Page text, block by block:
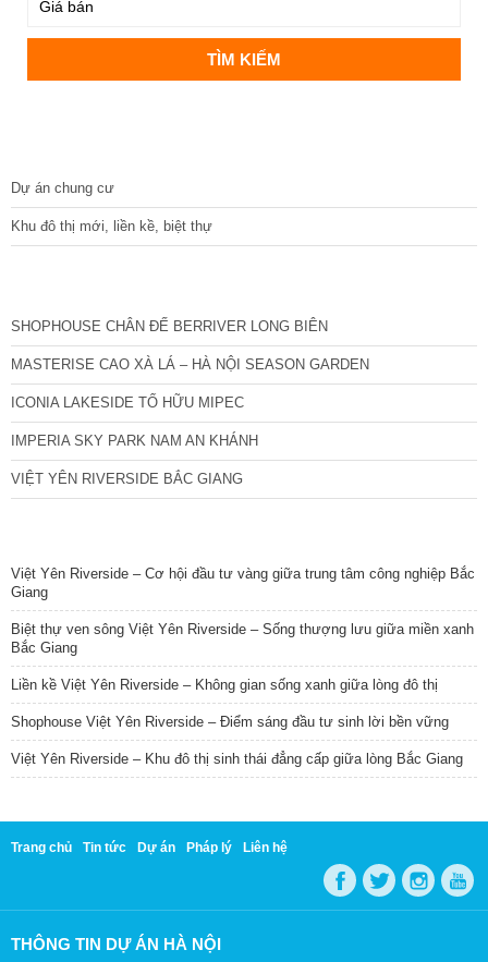
Dự án chung cư
Khu đô thị mới, liền kề, biệt thự
SHOPHOUSE CHÂN ĐẾ BERRIVER LONG BIÊN
MASTERISE CAO XÀ LÁ – HÀ NỘI SEASON GARDEN
ICONIA LAKESIDE TỐ HỮU MIPEC
IMPERIA SKY PARK NAM AN KHÁNH
VIỆT YÊN RIVERSIDE BẮC GIANG
Việt Yên Riverside – Cơ hội đầu tư vàng giữa trung tâm công nghiệp Bắc
Giang
Biệt thự ven sông Việt Yên Riverside – Sống thượng lưu giữa miền xanh
Bắc Giang
Liền kề Việt Yên Riverside – Không gian sống xanh giữa lòng đô thị
Shophouse Việt Yên Riverside – Điểm sáng đầu tư sinh lời bền vững
Việt Yên Riverside – Khu đô thị sinh thái đẳng cấp giữa lòng Bắc Giang
Trang chủ Tin tức Dự án Pháp lý Liên hệ
THÔNG TIN DỰ ÁN HÀ NỘI